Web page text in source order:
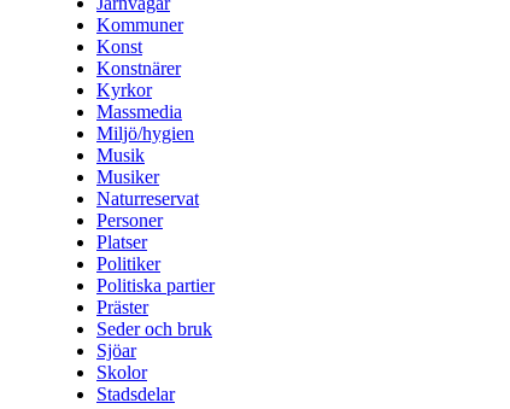
Kommuner
Konst
Konstnärer
Kyrkor
Massmedia
Miljö/hygien
Musik
Musiker
Naturreservat
Personer
Platser
Politiker
Politiska partier
Präster
Seder och bruk
Sjöar
Skolor
Stadsdelar